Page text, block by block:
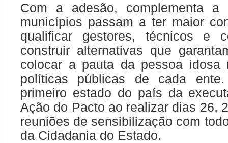
Com a adesão, complementa a
municípios passam a ter maior
qualificar gestores, técnicos e
construir alternativas que
colocar a pauta da pessoa idosa
políticas públicas de cada
primeiro estado do país da
Ação do Pacto ao realizar dias 26,
reuniões de sensibilização com
da Cidadania do Estado.